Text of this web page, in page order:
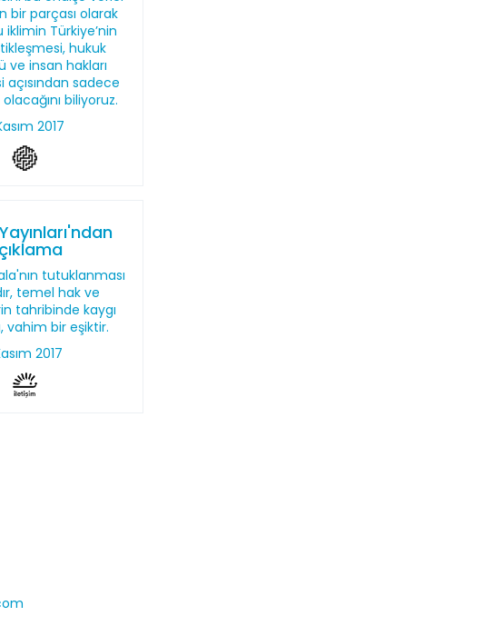
bir parçası olarak
iklimin Türkiye’nin
hukuk
ve insan hakları
sadece
biliyoruz.
2017
tutuklanması
temel hak ve
tahribinde kaygı
vahim bir eşiktir.
2017